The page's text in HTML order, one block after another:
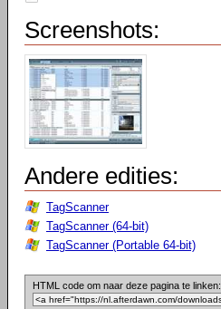
Screenshots:
Andere edities:
TagScanner
TagScanner (64-bit)
TagScanner (Portable 64-bit)
HTML code om naar deze pagina te linken: